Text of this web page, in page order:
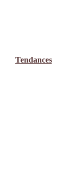
Tendances